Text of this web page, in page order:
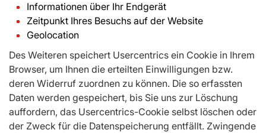
Informationen über Ihr Endgerät
Zeitpunkt Ihres Besuchs auf der Website
Geolocation
Des Weiteren speichert Usercentrics ein Cookie in Ihrem
Browser, um Ihnen die erteilten Einwilligungen bzw.
deren Widerruf zuordnen zu können. Die so erfassten
Daten werden gespeichert, bis Sie uns zur Löschung
auffordern, das Usercentrics-Cookie selbst löschen oder
der Zweck für die Datenspeicherung entfällt. Zwingende